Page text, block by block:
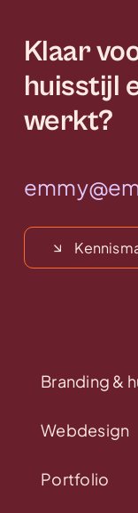
Branding &
Webdesign
Portfolio
Klaar
huisstijl
werkt?